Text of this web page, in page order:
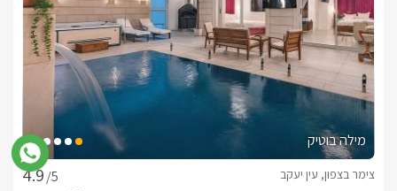
מילה בוטיק
/5
צימר בצפון, עין יעקב